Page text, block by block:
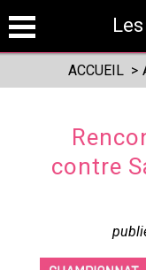
ACCUEIL >
contre